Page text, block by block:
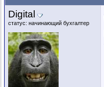
Digital
статус: начинающий бухгалтер